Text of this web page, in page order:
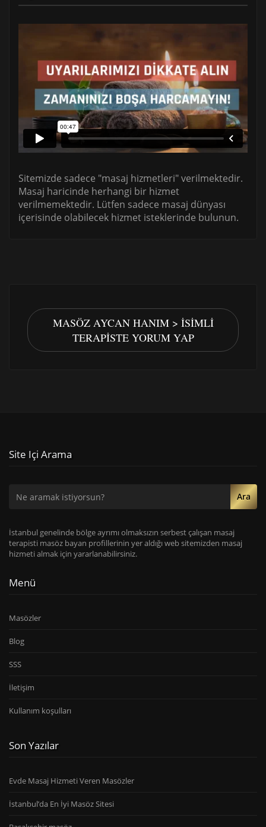
Sitemizde sadece "masaj hizmetleri" verilmektedir.
Masaj haricinde herhangi bir hizmet
verilmemektedir. Lütfen sadece masaj dünyası
içerisinde olabilecek hizmet isteklerinde bulunun.
MASÖZ AYCAN HANIM > İSIMLI
TERAPISTE YORUM YAP
Site Içi Arama
Ara
İstanbul genelinde bölge ayrımı olmaksızın serbest çalışan masaj
terapisti masöz bayan profillerinin yer aldığı web sitemizden masaj
hizmeti almak için yararlanabilirsiniz.
Menü
Masözler
Blog
SSS
İletişim
Kullanım koşulları
Son Yazılar
Evde Masaj Hizmeti Veren Masözler
İstanbul’da En İyi Masöz Sitesi